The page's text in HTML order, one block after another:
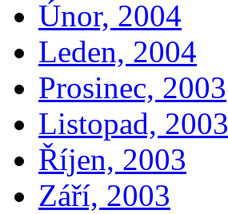
Únor, 2004
Leden, 2004
Prosinec, 2003
Listopad, 2003
Říjen, 2003
Září, 2003